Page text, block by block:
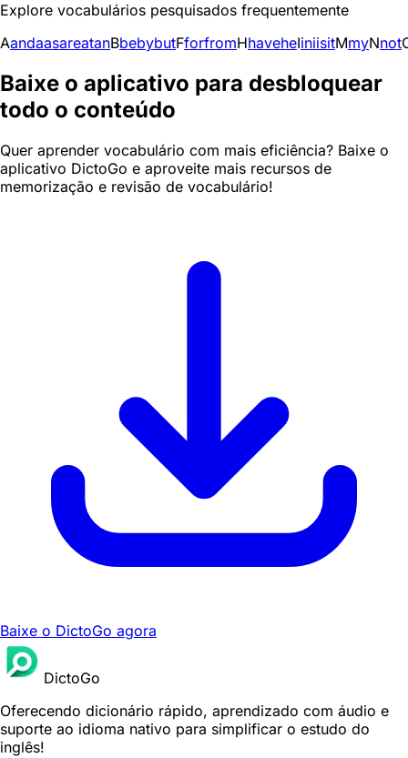
Explore vocabulários pesquisados frequentemente
AandaasareatanBbebybutFforfromHhaveheIiniisitMmyNnot
Baixe o aplicativo para desbloquear
todo o conteúdo
Quer aprender vocabulário com mais eficiência? Baixe o
aplicativo DictoGo e aproveite mais recursos de
memorização e revisão de vocabulário!
Baixe o DictoGo agora
DictoGo
Oferecendo dicionário rápido, aprendizado com áudio e
suporte ao idioma nativo para simplificar o estudo do
inglês!